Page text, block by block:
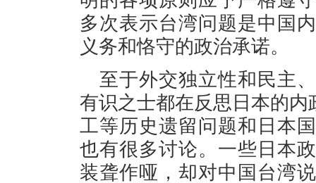
多次表示台湾问题是中国
义务和恪守的政治承诺。
至于外交独立性和民主
有识之士都在反思日本的内
工等历史遗留问题和日本
也有很多讨论。一些日本
装聋作哑，却对中国台湾